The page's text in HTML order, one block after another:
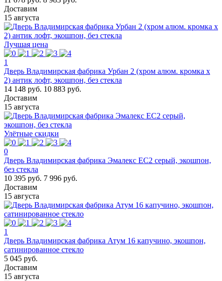
Доставим
15 августа
Лучшая цена
1
Дверь Владимирская фабрика Урбан 2 (хром алюм. кромка х
2) антик лофт, экошпон, без стекла
14 148 руб. 10 883 руб.
Доставим
15 августа
Улётные скидки
0
Дверь Владимирская фабрика Эмалекс ЕС2 серый, экошпон,
без стекла
10 395 руб. 7 996 руб.
Доставим
15 августа
1
Дверь Владимирская фабрика Атум 16 капучино, экошпон,
сатинированное стекло
5 045 руб.
Доставим
15 августа